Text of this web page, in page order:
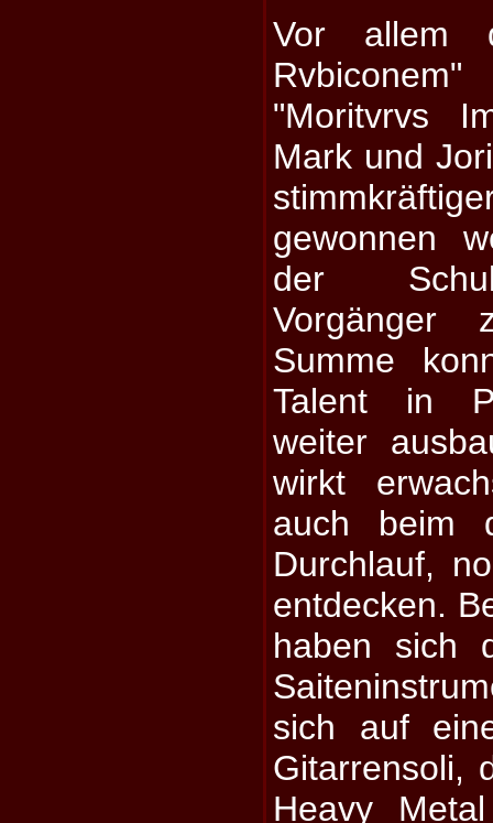
Vor allem
"Moritvrvs
Mark und
gewonnen
der
Vorgänger
Summe
Talent in
weiter
wirkt
auch beim
Durchlauf,
entdecken.
haben sich
sich auf
Gitarrensoli,
Heavy